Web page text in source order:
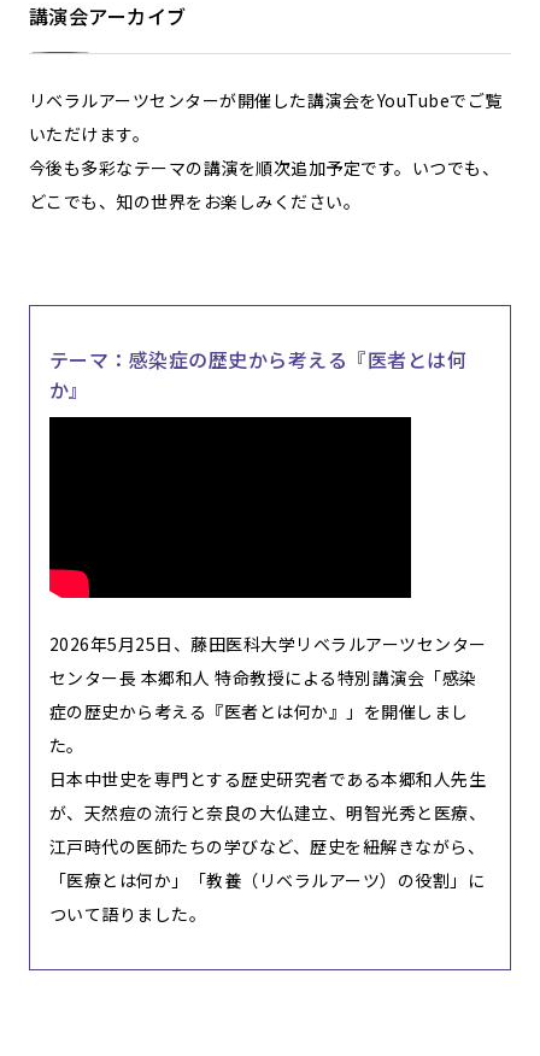
講演会アーカイブ
リベラルアーツセンターが開催した講演会をYouTubeでご覧
いただけます。
今後も多彩なテーマの講演を順次追加予定です。いつでも、
どこでも、知の世界をお楽しみください。
テーマ：感染症の歴史から考える『医者とは何
か』
2026年5月25日、藤田医科大学リベラルアーツセンター
センター長 本郷和人 特命教授による特別講演会「感染
症の歴史から考える『医者とは何か』」を開催しまし
た。
日本中世史を専門とする歴史研究者である本郷和人先生
が、天然痘の流行と奈良の大仏建立、明智光秀と医療、
江戸時代の医師たちの学びなど、歴史を紐解きながら、
「医療とは何か」「教養（リベラルアーツ）の役割」に
ついて語りました。